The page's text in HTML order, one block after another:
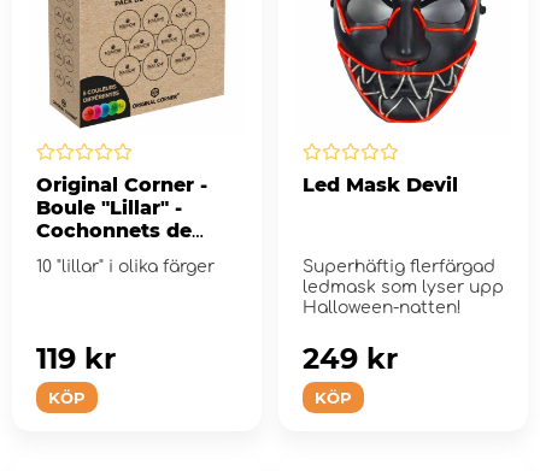
Original Corner -
Boule "Lillar" -
Cochonnets de
Pétanque - 10-pack
10 "lillar" i olika färger
KÖP
119 kr
Led Mask Devil
Superhäftig flerfärgad
ledmask som lyser upp
Halloween-natten!
KÖP
249 kr